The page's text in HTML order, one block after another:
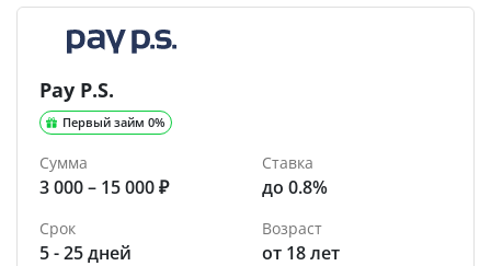
Pay P.S.
Первый займ 0%
Сумма
3 000 – 15 000 ₽
Ставка
до 0.8%
Срок
5 - 25 дней
Возраст
от 18 лет